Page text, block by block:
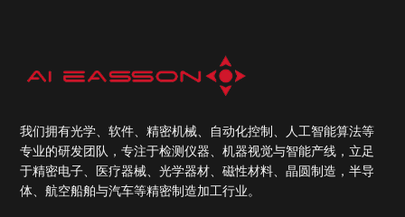
我们拥有光学、软件、精密机械、自动化控制、人工智能算法等
专业的研发团队，专注于检测仪器、机器视觉与智能产线，立足
于精密电子、医疗器械、光学器材、磁性材料、晶圆制造，半导
体、航空船舶与汽车等精密制造加工行业。